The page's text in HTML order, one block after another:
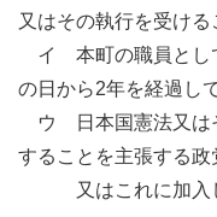
又はその執行を受け
イ 本町の職員とし
の日から2年を経過し
ウ 日本国憲法又は
することを主張する政
又はこれに加入